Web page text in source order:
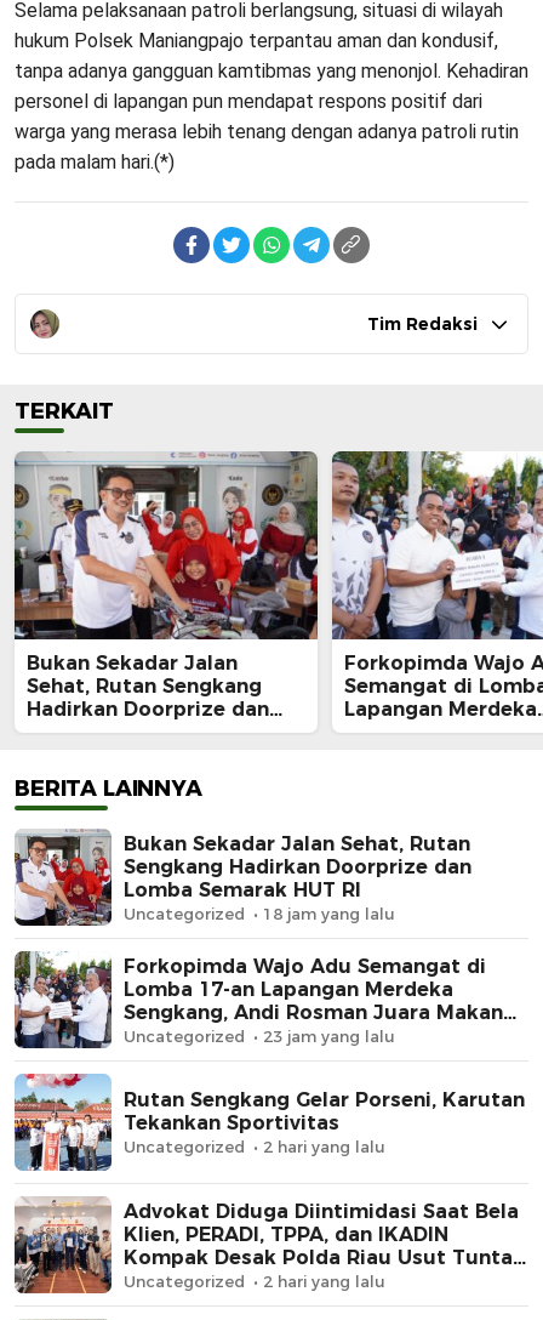
Selama pelaksanaan patroli berlangsung, situasi di wilayah
hukum Polsek Maniangpajo terpantau aman dan kondusif,
tanpa adanya gangguan kamtibmas yang menonjol. Kehadiran
personel di lapangan pun mendapat respons positif dari
warga yang merasa lebih tenang dengan adanya patroli rutin
pada malam hari.(*)
Tim Redaksi
TERKAIT
Bukan Sekadar Jalan
Sehat, Rutan Sengkang
Hadirkan Doorprize dan
Lomba Semarak HUT RI
Forkopimda Wajo
Semangat di
Lapangan Merdeka
Sengkang, Andi
BERITA LAINNYA
Bukan Sekadar Jalan Sehat, Rutan
Sengkang Hadirkan Doorprize dan
Lomba Semarak HUT RI
Uncategorized 18 jam yang lalu
Forkopimda Wajo Adu Semangat di
Lomba 17-an Lapangan Merdeka
Sengkang, Andi Rosman Juara Makan
Krupuk
Uncategorized 23 jam yang lalu
Rutan Sengkang Gelar Porseni, Karutan
Tekankan Sportivitas
Uncategorized 2 hari yang lalu
Advokat Diduga Diintimidasi Saat Bela
Klien, PERADI, TPPA, dan IKADIN
Kompak Desak Polda Riau Usut Tuntas
Dugaan Premanisme
Uncategorized 2 hari yang lalu